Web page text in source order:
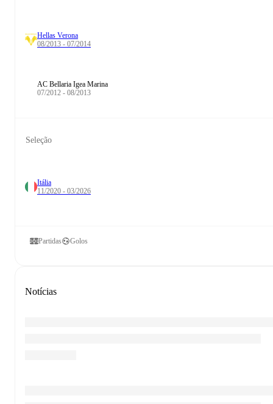
Hellas Verona
08/2013 - 07/2014
AC Bellaria Igea Marina
07/2012 - 08/2013
Seleção
Itália
11/2020 - 03/2026
Partidas Golos
Notícias